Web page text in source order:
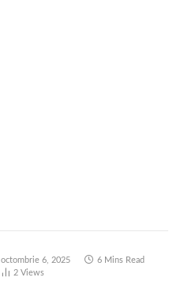
octombrie 6, 2025
6 Mins Read
2 Views